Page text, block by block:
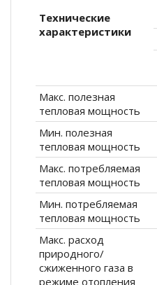
Технические
характеристики
Макс. полезная
тепловая мощность
Мин. полезная
тепловая мощность
Макс. потребляемая
тепловая мощность
Мин. потребляемая
тепловая мощность
Макс. расход
природного/
сжиженного газа в
режиме отопления